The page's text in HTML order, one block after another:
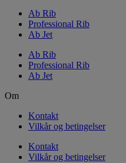
Ab Rib
Professional Rib
Ab Jet
Ab Rib
Professional Rib
Ab Jet
Om
Kontakt
Vilkår og betingelser
Kontakt
Vilkår og betingelser